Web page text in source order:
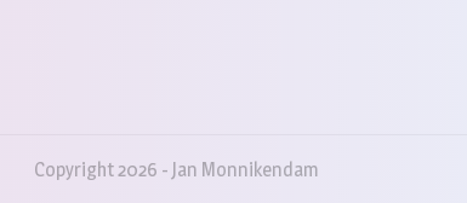
Copyright 2026 - Jan Monnikendam